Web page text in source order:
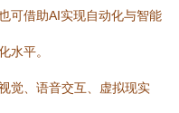
可借助AI实现自动化与智能
水平。
觉、语音交互、虚拟现实